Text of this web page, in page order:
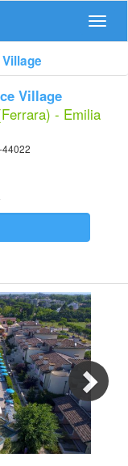
Village
- Emilia